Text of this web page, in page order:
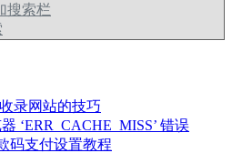
搜索栏
录网站的技巧
‘ERR_CACHE_MISS’ 错误
码支付设置教程